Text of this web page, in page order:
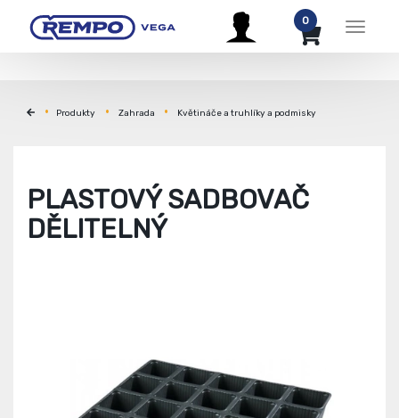
Menu
0
Produkty Zahrada Květináče a truhlíky a podmisky
PLASTOVÝ SADBOVAČ
DĚLITELNÝ